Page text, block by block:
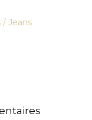
/ Jeans